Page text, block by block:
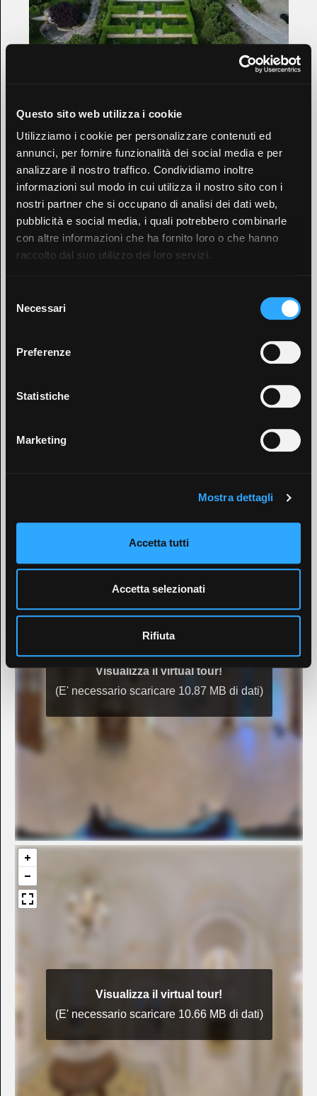
Questo sito web utilizza i cookie
Utilizziamo i cookie per personalizzare contenuti ed
annunci, per fornire funzionalità dei social media e per
analizzare il nostro traffico. Condividiamo inoltre
informazioni sul modo in cui utilizza il nostro sito con i
nostri partner che si occupano di analisi dei dati web,
pubblicità e social media, i quali potrebbero combinarle
con altre informazioni che ha fornito loro o che hanno
raccolto dal suo utilizzo dei loro servizi.
delNecessari
Preferenze
Statistiche
Marketing
Mostra dettagli
Accetta tutti
Accetta selezionati
Rifiuta
VIRTUAL TOUR IMMOBILE